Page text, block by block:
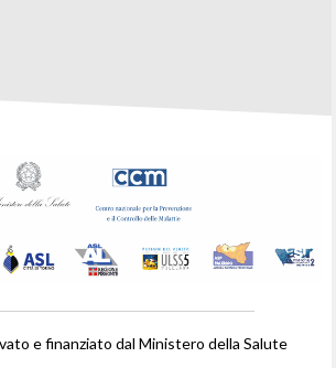
e finanziato dal Ministero della Salute